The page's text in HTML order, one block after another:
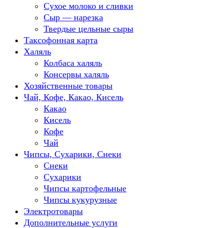
Сухое молоко и сливки
Сыр — нарезка
Твердые цельные сыры
Таксофонная карта
Халяль
Колбаса халяль
Консервы халяль
Хозяйственные товары
Чай, Кофе, Какао, Кисель
Какао
Кисель
Кофе
Чай
Чипсы, Сухарики, Снеки
Снеки
Сухарики
Чипсы картофельные
Чипсы кукурузные
Электротовары
Дополнительные услуги